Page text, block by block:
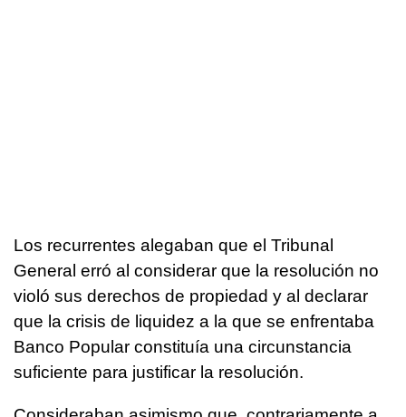
Los recurrentes alegaban que el Tribunal
General erró al considerar que la resolución no
violó sus derechos de propiedad y al declarar
que la crisis de liquidez a la que se enfrentaba
Banco Popular constituía una circunstancia
suficiente para justificar la resolución.